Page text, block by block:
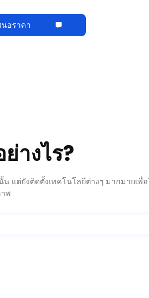
นอราคา
างไร?
ต่ยังติดตั้งเทคโนโลยีต่างๆ มากมายเพื่
พ